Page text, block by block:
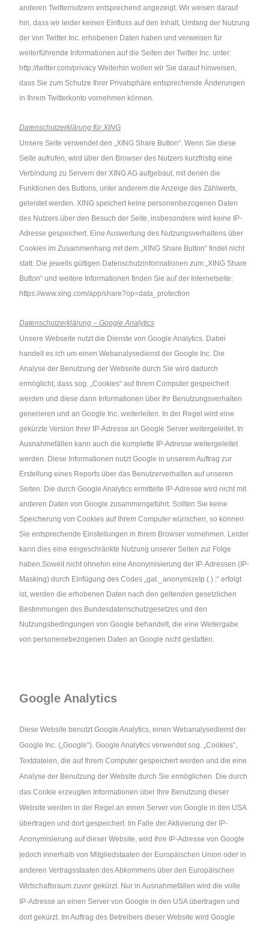
anderen Twitternutzern entsprechend angezeigt. Wir weisen darauf
hin, dass wir leider keinen Einfluss auf den Inhalt, Umfang der Nutzung
der von Twitter Inc. erhobenen Daten haben und verweisen für
weiterführende Informationen auf die Seiten der Twitter Inc. unter:
http://twitter.com/privacy Weiterhin wollen wir Sie darauf hinweisen,
dass Sie zum Schutze Ihrer Privatsphäre entsprechende Änderungen
in Ihrem Twitterkonto vornehmen können.
Datenschutzerklärung für XING
Unsere Seite verwendet den „XING Share Button“. Wenn Sie diese
Seite aufrufen, wird über den Browser des Nutzers kurzfristig eine
Verbindung zu Servern der XING AG aufgebaut, mit denen die
Funktionen des Buttons, unter anderem die Anzeige des Zählwerts,
geleistet werden. XING speichert keine personenbezogenen Daten
des Nutzers über den Besuch der Seite, insbesondere wird keine IP-
Adresse gespeichert. Eine Auswertung des Nutzungsverhaltens über
Cookies im Zusammenhang mit dem „XING Share Button“ findet nicht
statt. Die jeweils gültigen Datenschutzinformationen zum „XING Share
Button“ und weitere Informationen finden Sie auf der Internetseite:
https://www.xing.com/app/share?op=data_protection
Datenschutzerklärung – Google Analytics
Unsere Webseite nutzt die Dienste von Google Analytics. Dabei
handelt es ich um einen Webanalysedienst der Google Inc. Die
Analyse der Benutzung der Webseite durch Sie wird dadurch
ermöglicht, dass sog. „Cookies“ auf Ihrem Computer gespeichert
werden und diese dann Informationen über Ihr Benutzungsverhalten
generieren und an Google Inc. weiterleiten. In der Regel wird eine
gekürzte Version Ihrer IP-Adresse an Google Server weitergeleitet. In
Ausnahmefällen kann auch die komplette IP-Adresse weitergeleitet
werden. Diese Informationen nutzt Google in unserem Auftrag zur
Erstellung eines Reports über das Benutzerverhalten auf unseren
Seiten. Die durch Google Analytics ermittelte IP-Adresse wird nicht mit
anderen Daten von Google zusammengeführt. Sollten Sie keine
Speicherung von Cookies auf Ihrem Computer wünschen, so können
Sie entsprechende Einstellungen in Ihrem Browser vornehmen. Leider
kann dies eine eingeschränkte Nutzung unserer Seiten zur Folge
haben.Soweit nicht ohnehin eine Anonymisierung der IP-Adressen (IP-
Masking) durch Einfügung des Codes „gat._anonymizeIp ( ) ;“ erfolgt
ist, werden die erhobenen Daten nach den geltenden gesetzlichen
Bestimmungen des Bundesdatenschutzgesetzes und den
Nutzungsbedingungen von Google behandelt, die eine Weitergabe
von personenebezogenen Daten an Google nicht gestatten.
Google Analytics
Diese Website benutzt Google Analytics, einen Webanalysedienst der
Google Inc. („Google“). Google Analytics verwendet sog. „Cookies“,
Textdateien, die auf Ihrem Computer gespeichert werden und die eine
Analyse der Benutzung der Website durch Sie ermöglichen. Die durch
das Cookie erzeugten Informationen über Ihre Benutzung dieser
Website werden in der Regel an einen Server von Google in den USA
übertragen und dort gespeichert. Im Falle der Aktivierung der IP-
Anonymisierung auf dieser Website, wird Ihre IP-Adresse von Google
jedoch innerhalb von Mitgliedstaaten der Europäischen Union oder in
anderen Vertragsstaaten des Abkommens über den Europäischen
Wirtschaftsraum zuvor gekürzt. Nur in Ausnahmefällen wird die volle
IP-Adresse an einen Server von Google in den USA übertragen und
dort gekürzt. Im Auftrag des Betreibers dieser Website wird Google